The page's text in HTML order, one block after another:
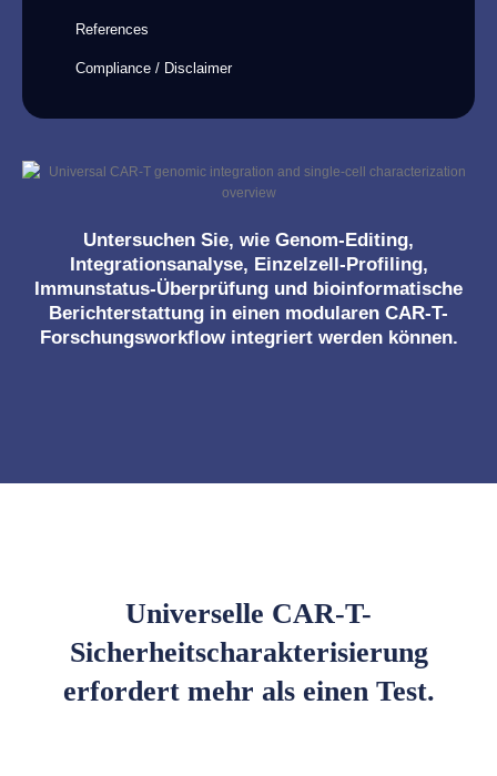
References
Compliance / Disclaimer
Untersuchen Sie, wie Genom-Editing,
Integrationsanalyse, Einzelzell-Profiling,
Immunstatus-Überprüfung und bioinformatische
Berichterstattung in einen modularen CAR-T-
Forschungsworkflow integriert werden können.
Universelle CAR-T-
Sicherheitscharakterisierung
erfordert mehr als einen Test.